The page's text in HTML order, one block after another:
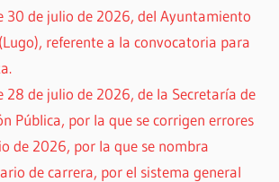
30 de julio de 2026, del Ayuntamiento
referente a la convocatoria para
28 de julio de 2026, de la Secretaría de
Pública, por la que se corrigen errores
de 2026, por la que se nombra
de carrera, por el sistema general